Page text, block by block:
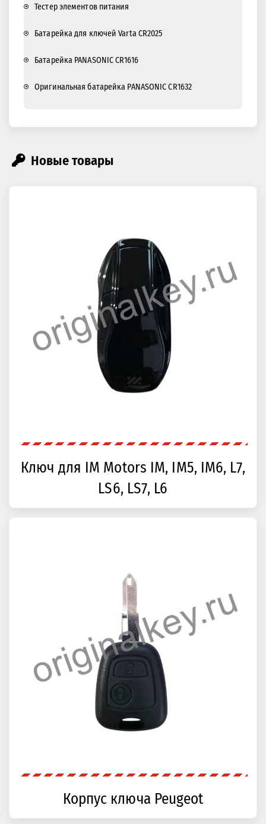
Тестер элементов питания
Батарейка для ключей Varta CR2025
Батарейка PANASONIC CR1616
Оригинальная батарейка PANASONIC CR1632
Новые товары
Ключ для IM Motors IM, IM5, IM6, L7,
LS6, LS7, L6
Корпус ключа Peugeot